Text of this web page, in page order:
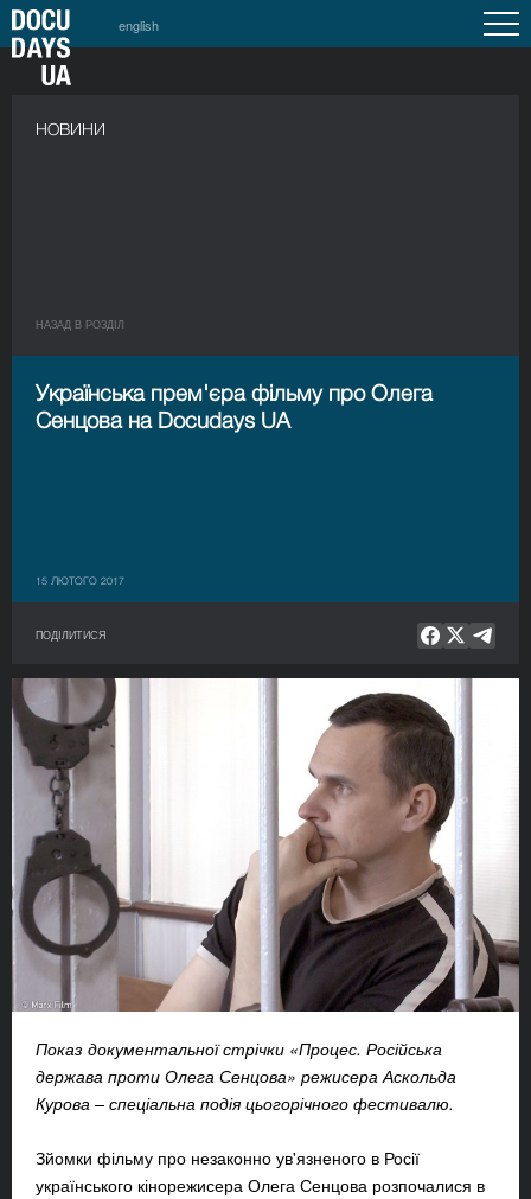
english
НОВИНИ
НАЗАД В РОЗДIЛ
Українська прем'єра фільму про Олега
Сенцова на Docudays UA
15 ЛЮТОГО 2017
ПОДІЛИТИСЯ
Показ документальної стрічки «Процес. Російська
держава проти Олега Сенцова» режисера Аскольда
Курова – спеціальна подія цьогорічного фестивалю.
Зйомки фільму про незаконно ув'язненого в Росії
українського кінорежисера Олега Сенцова розпочалися в